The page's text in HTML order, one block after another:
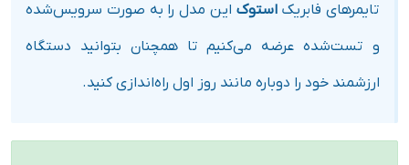
تایمرهای فابریکاستوک این مدل را به صورت سرویس‌شده
و تست‌شده عرضه می‌کنیم تا همچنان بتوانید دستگاه
ارزشمند خود را دوباره مانند روز اول راه‌اندازی کنید.